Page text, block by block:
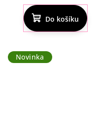
Do košíku
Novinka